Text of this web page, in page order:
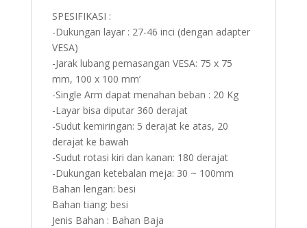
SPESIFIKASI :
-Dukungan layar : 27-46 inci (dengan adapter
VESA)
-Jarak lubang pemasangan VESA: 75 x 75
mm, 100 x 100 mm’
-Single Arm dapat menahan beban : 20 Kg
-Layar bisa diputar 360 derajat
-Sudut kemiringan: 5 derajat ke atas, 20
derajat ke bawah
-Sudut rotasi kiri dan kanan: 180 derajat
-Dukungan ketebalan meja: 30 ~ 100mm
Bahan lengan: besi
Bahan tiang: besi
Jenis Bahan : Bahan Baja